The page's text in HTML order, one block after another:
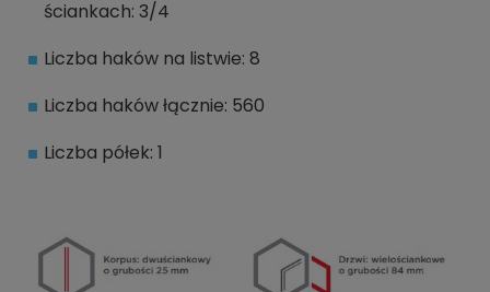
ściankach: 3/4
Liczba haków na listwie: 8
Liczba haków łącznie: 560
Liczba półek: 1